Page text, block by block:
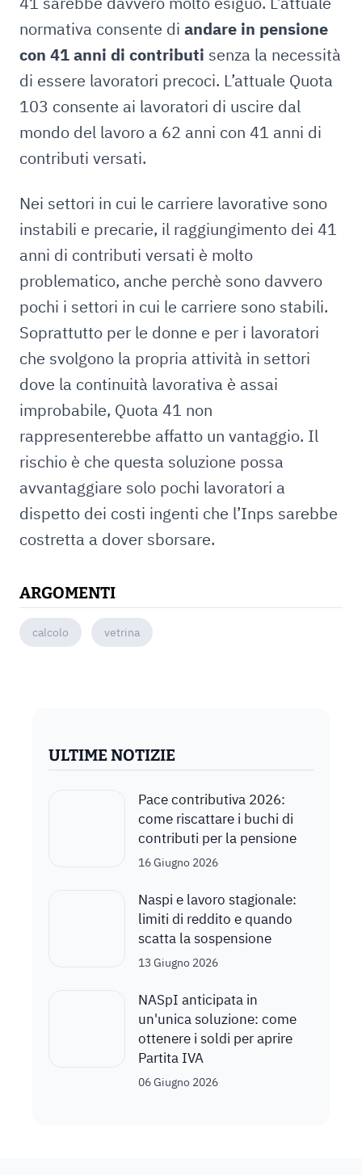
normativa consente di andare in pensione
con 41 anni di contributi senza la necessità
di essere lavoratori precoci. L’attuale Quota
103 consente ai lavoratori di uscire dal
mondo del lavoro a 62 anni con 41 anni di
contributi versati.
Nei settori in cui le carriere lavorative sono
instabili e precarie, il raggiungimento dei 41
anni di contributi versati è molto
problematico, anche perchè sono davvero
pochi i settori in cui le carriere sono stabili.
Soprattutto per le donne e per i lavoratori
che svolgono la propria attività in settori
dove la continuità lavorativa è assai
improbabile, Quota 41 non
rappresenterebbe affatto un vantaggio. Il
rischio è che questa soluzione possa
avvantaggiare solo pochi lavoratori a
dispetto dei costi ingenti che l’Inps sarebbe
costretta a dover sborsare.
ARGOMENTI
calcolo vetrina
ULTIME NOTIZIE
Pace contributiva 2026:
come riscattare i buchi di
contributi per la pensione
16 Giugno 2026
Naspi e lavoro stagionale:
limiti di reddito e quando
scatta la sospensione
13 Giugno 2026
NASpI anticipata in
un'unica soluzione: come
ottenere i soldi per aprire
Partita IVA
06 Giugno 2026